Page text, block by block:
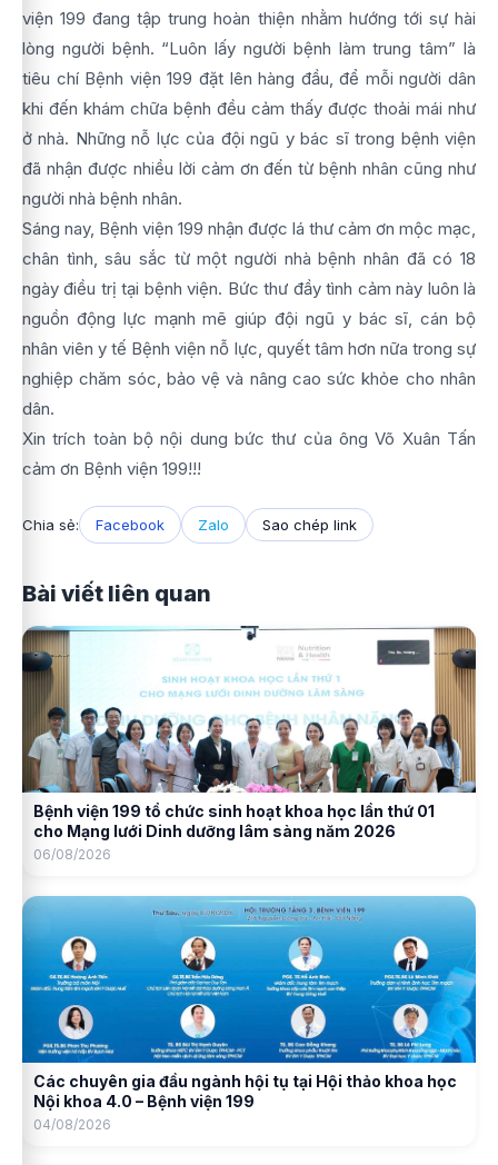
viện 199 đang tập trung hoàn thiện nhằm hướng tới sự hài
lòng người bệnh. “Luôn lấy người bệnh làm trung tâm” là
tiêu chí Bệnh viện 199 đặt lên hàng đầu, để mỗi người dân
khi đến khám chữa bệnh đều cảm thấy được thoải mái như
ở nhà. Những nỗ lực của đội ngũ y bác sĩ trong bệnh viện
đã nhận được nhiều lời cảm ơn đến từ bệnh nhân cũng như
người nhà bệnh nhân.
Sáng nay, Bệnh viện 199 nhận được lá thư cảm ơn mộc mạc,
chân tình, sâu sắc từ một người nhà bệnh nhân đã có 18
ngày điều trị tại bệnh viện. Bức thư đầy tình cảm này luôn là
nguồn động lực mạnh mẽ giúp đội ngũ y bác sĩ, cán bộ
nhân viên y tế Bệnh viện nỗ lực, quyết tâm hơn nữa trong sự
nghiệp chăm sóc, bảo vệ và nâng cao sức khỏe cho nhân
dân.
Xin trích toàn bộ nội dung bức thư của ông Võ Xuân Tấn
cảm ơn Bệnh viện 199!!!
Chia sẻ: Facebook Zalo Sao chép link
Bài viết liên quan
Bệnh viện 199 tổ chức sinh hoạt khoa học lần thứ 01
cho Mạng lưới Dinh dưỡng lâm sàng năm 2026
06/08/2026
Các chuyên gia đầu ngành hội tụ tại Hội thảo khoa học
Nội khoa 4.0 – Bệnh viện 199
04/08/2026